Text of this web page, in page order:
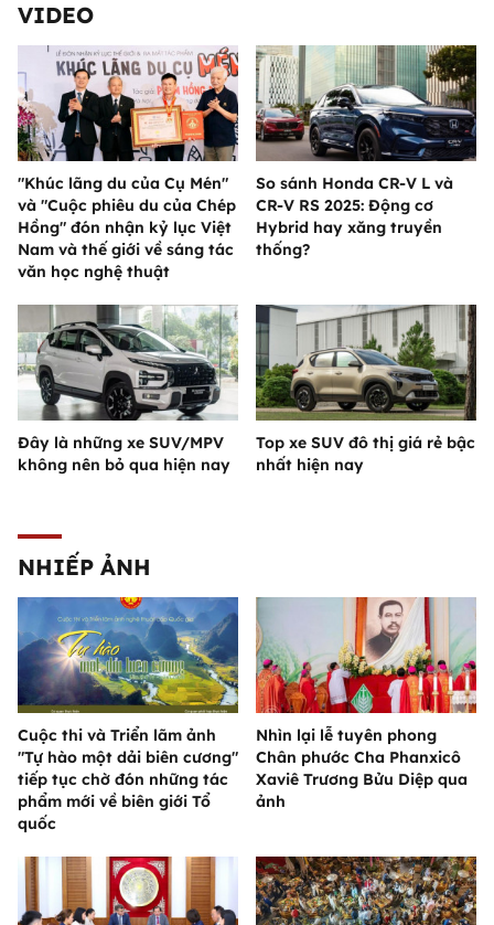
VIDEO
"Khúc lãng du của Cụ Mén"
và "Cuộc phiêu du của Chép
Hồng" đón nhận kỷ lục Việt
Nam và thế giới về sáng tác
văn học nghệ thuật
So sánh Honda CR-V L và
CR-V RS 2025: Động cơ
Hybrid hay xăng truyền
thống?
Đây là những xe SUV/MPV
không nên bỏ qua hiện nay
Top xe SUV đô thị giá rẻ bậc
nhất hiện nay
NHIẾP ẢNH
Cuộc thi và Triển lãm ảnh
"Tự hào một dải biên cương"
tiếp tục chờ đón những tác
phẩm mới về biên giới Tổ
quốc
Nhìn lại lễ tuyên phong
Chân phước Cha Phanxicô
Xaviê Trương Bửu Diệp qua
ảnh